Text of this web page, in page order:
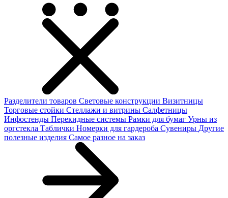
Разделители товаров Световые конструкции Визитницы
Торговые стойки Cтеллажи и витрины Салфетницы
Инфостенды Перекидные системы Рамки для бумаг Урны из
оргстекла Таблички Номерки для гардероба Сувениры Другие
полезные изделия Самое разное на заказ